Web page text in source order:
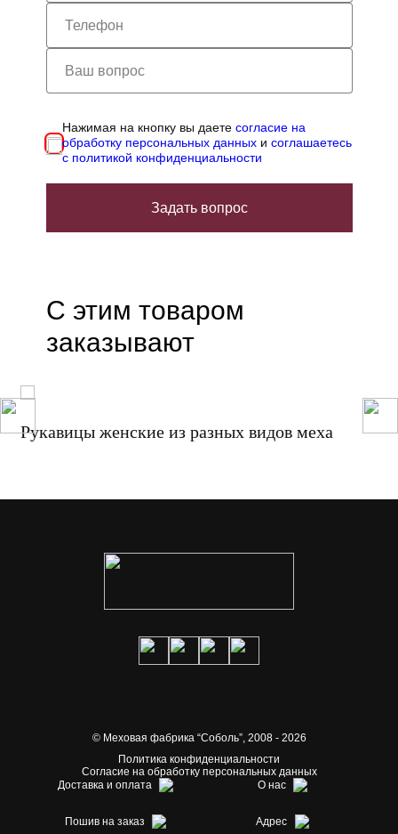
Нажимая на кнопку вы даетесогласие на
обработку персональных данных исоглашаетесь
с политикой конфиденциальности
Задать вопрос
С этим товаром
заказывают
Рукавицы женские из разных видов меха
© Меховая фабрика “Соболь”,2008 - 2026
Политика конфиденциальности
Согласие на обработку персональных данных
Доставка и оплата
О нас
Пошив на заказ Адрес